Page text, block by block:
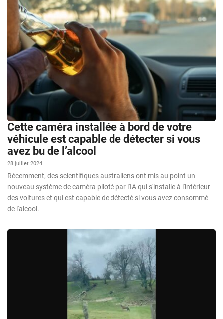
Cette caméra installée à bord de votre
véhicule est capable de détecter si vous
avez bu de l’alcool
28 juillet 2024
Récemment, des scientifiques australiens ont mis au point un
nouveau système de caméra piloté par l'IA qui s'installe à l'intérieur
des voitures et qui est capable de détecté si vous avez consommé
de l'alcool.